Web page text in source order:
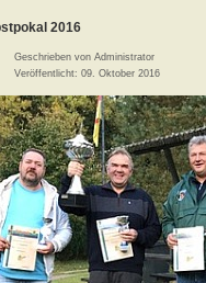
2016
Geschrieben von Administrator
Veröffentlicht: 09. Oktober 2016